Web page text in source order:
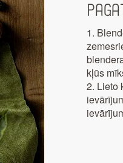
1.
kļūs
2. Lieto